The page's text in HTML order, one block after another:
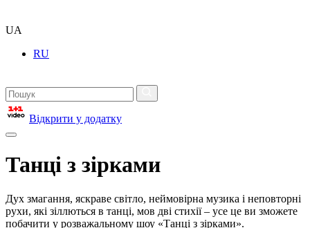
UA
RU
Відкрити у додатку
Танці з зірками
Дух змагання, яскраве світло, неймовірна музика і неповторні
рухи, які зіллються в танці, мов дві стихії – усе це ви зможете
побачити у розважальному шоу «Танці з зірками».